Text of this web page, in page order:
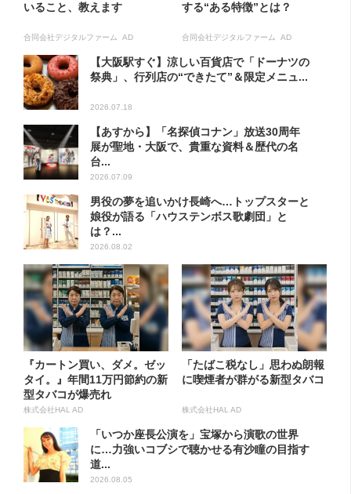
いること、教えます
合同会社デジタルファーム AD
する“ある特徴”とは？
合同会社デジタルファーム AD
【大阪駅すぐ】涼しい百貨店で「ドーナツの
祭典」、行列店の“できたて”＆限定メニュ...
2026.07.18
【あすから】「名探偵コナン」放送30周年
展が聖地・大阪で、貴重な資料＆歴代の名
台...
2026.07.09
男役の夢を追いかけ長崎へ…トップスターと
娘役が語る「ハウステンボス歌劇団」と
は？...
2026.08.02
『カートン買い、ダメ。ゼッ
タイ。』年間11万円節約の新
型タバコが爆売れ
株式会社HAL AD
「たばこ税なし」思わぬ朗報
に喫煙者が群がる新型タバコ
株式会社HAL AD
「いつか座長公演を」宝塚から演歌の世界
に…力強いコブシで聴かせる有沙瞳の目指す
道...
2026.08.05